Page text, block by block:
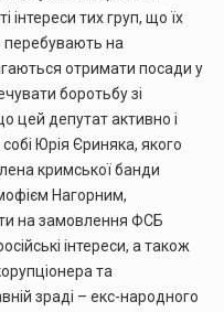
інтереси тих груп, що їх
перебувають на
отримати посади у
боротьбу зі
цей депутат активно і
Юрія Єриняка, якого
кримської банди
Нагорним,
на замовлення ФСБ
інтереси, а також
та
зраді – екс-народного